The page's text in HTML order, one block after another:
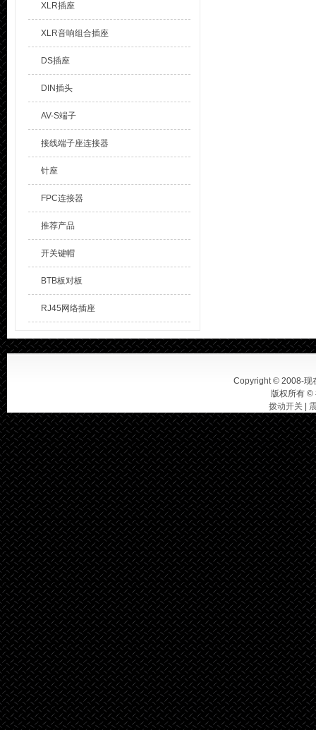
XLR插座
XLR音响组合插座
DS插座
DIN插头
AV-S端子
接线端子座连接器
针座
FPC连接器
推荐产品
开关键帽
BTB板对板
RJ45网络插座
Copyright © 2008-现
版权所有 ©
拨动开关|